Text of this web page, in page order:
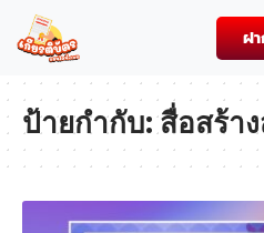
ฝ
ป้ายกำกับ:สื่อสร้า